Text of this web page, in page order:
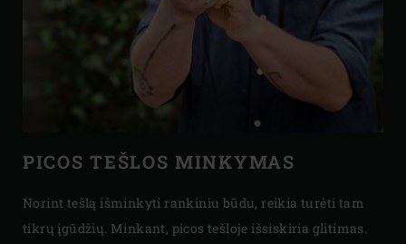
PICOS TEŠLOS MINKYMAS
Norint tešlą išminkyti rankiniu būdu, reikia turėti tam
tikrų įgūdžių. Minkant, picos tešloje išsiskiria glitimas.